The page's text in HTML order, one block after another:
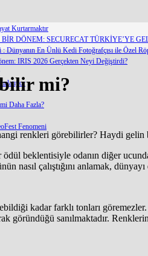
Kurtarmaktır
DÖNEM: SECURECAT TÜRKİYE’YE
Dünyanın En Ünlü Kedi Fotoğrafçısı ile Özel
IRIS 2026 Gerçekten Neyi Değiştirdi?
Daha Fazla?
Fenomeni
mi?
renkleri görebilirler? Haydi gelin
beklentisiyle odanın diğer
nasıl çalıştığını anlamak,
kadar farklı tonları
göründüğü sanılmaktadır.